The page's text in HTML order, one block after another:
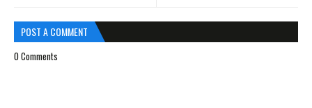
POST A COMMENT
0 Comments